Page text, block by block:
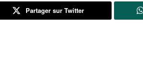
Partager sur Twitter